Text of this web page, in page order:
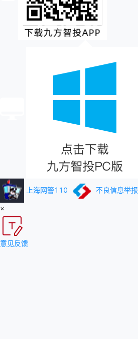
上海网警110 不良信息举报
×
意见反馈